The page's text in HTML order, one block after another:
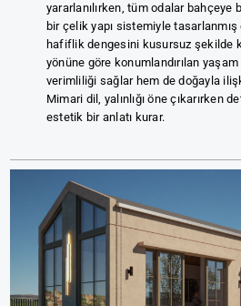
yararlanılırken, tüm odalar bahçeye
bir çelik yapı sistemiyle tasarlanmış
hafiflik dengesini kusursuz şekilde
yönüne göre konumlandırılan
verimliliği sağlar hem de doğayla
Mimari dil, yalınlığı öne çıkarırken
estetik bir anlatı kurar.